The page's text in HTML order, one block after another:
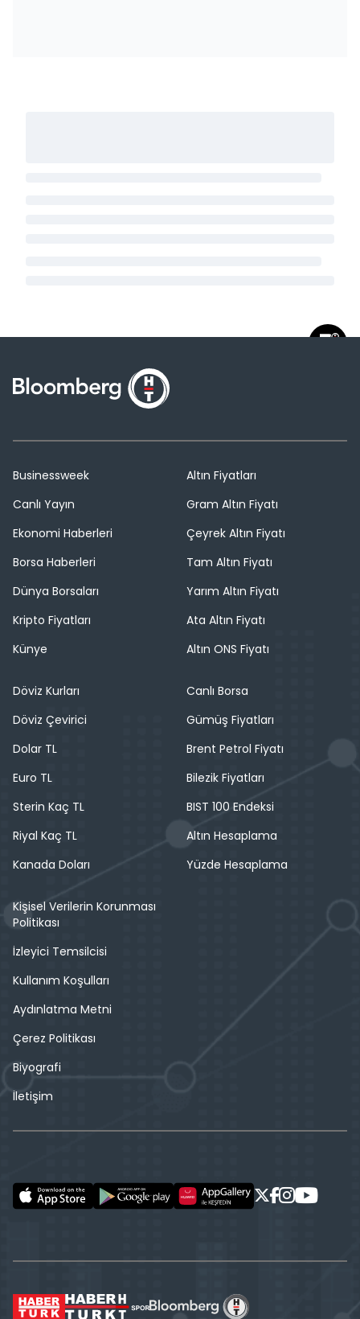
Businessweek
Canlı Yayın
Ekonomi Haberleri
Borsa Haberleri
Dünya Borsaları
Kripto Fiyatları
Künye
Altın Fiyatları
Gram Altın Fiyatı
Çeyrek Altın Fiyatı
Tam Altın Fiyatı
Yarım Altın Fiyatı
Ata Altın Fiyatı
Altın ONS Fiyatı
Döviz Kurları
Döviz Çevirici
Dolar TL
Euro TL
Sterin Kaç TL
Riyal Kaç TL
Kanada Doları
Canlı Borsa
Gümüş Fiyatları
Brent Petrol Fiyatı
Bilezik Fiyatları
BIST 100 Endeksi
Altın Hesaplama
Yüzde Hesaplama
Kişisel Verilerin Korunması
Politikası
İzleyici Temsilcisi
Kullanım Koşulları
Aydınlatma Metni
Çerez Politikası
Biyografi
İletişim